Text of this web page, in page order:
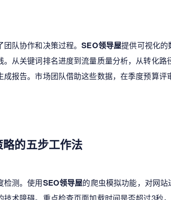
团队协作和决策过程。SEO领导屋提供可视化的
从关键词排名进度到流量质量分析，从转化路
报告。市场团队借助这些数据，在季度预算评
的五步工作法
检测。使用SEO领导屋的爬虫模拟功能，对网
术障碍。重点检查页面加载时间是否超过3秒